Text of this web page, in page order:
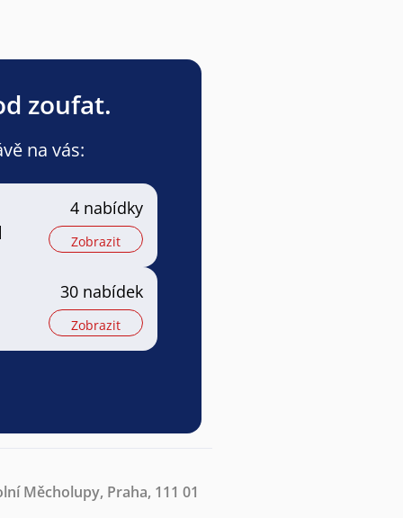
zoufat.
na vás:
4 nabídky
Zobrazit
30 nabídek
Zobrazit
Měcholupy, Praha, 111 01